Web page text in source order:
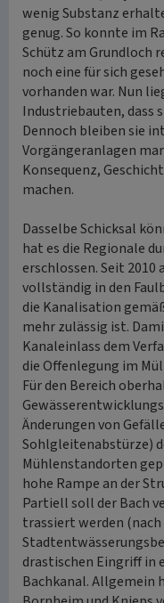
wenig Substanz
genug. So konnte im
Schütz am Grundloch
noch eine für sich
vorhanden war. Nun
Industriebauten, dass
Dennoch bleiben sie
Vorgängeranlagen
Konsequenz,
machen.
Dasselbe Schicksal
hat es die Regionale
erschlossen. Seit
vollständig in den
die Kanalisation
mehr zulässig ist.
Kanaleinlass dem
die Offenlegung im
Für den Bereich
Änderungen von
Sohlgleitenabstürze)
Mühlenstandorten
hohe Rampe an der
Partiell soll der Bach
trassiert werden
drastischen Eingriff in
Bachkanal. Allgemein